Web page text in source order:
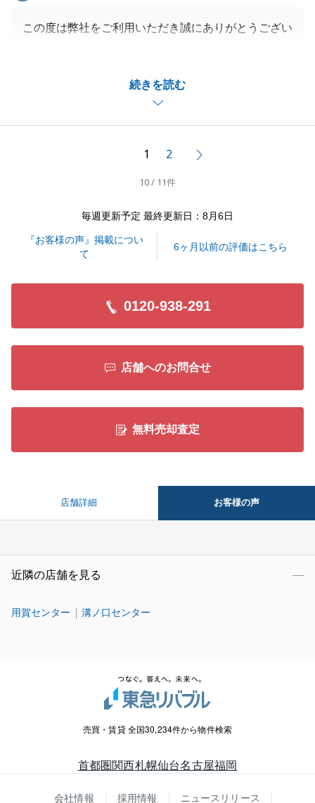
続きを読む
この度は弊社をご利用いただき誠にありがとうござい
これからも何かございましたらいつでもお気軽にご相
談ください。
閉じる
1 2
10 / 11件
毎週更新予定 最終更新日：8月6日
『お客様の声』掲載につい
て
6ヶ月以前の評価はこちら
0120-938-291
店舗へのお問合せ
無料売却査定
店舗詳細 お客様の声
近隣の店舗を見る
用賀センター 溝ノ口センター
売買・賃貸 全国30,234件から物件検索
首都圏関西札幌仙台名古屋福岡
会社情報 採用情報
ニュースリリース